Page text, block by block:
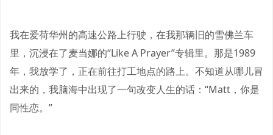
我在爱荷华州的高速公路上行驶，在我那辆旧的雪佛兰车
里，沉浸在了麦当娜的“Like A Prayer”专辑里。那是1989
年，我放学了，正在前往打工地点的路上。不知道从哪儿冒
出来的，我脑海中出现了一句改变人生的话：“Matt，你是
同性恋。”